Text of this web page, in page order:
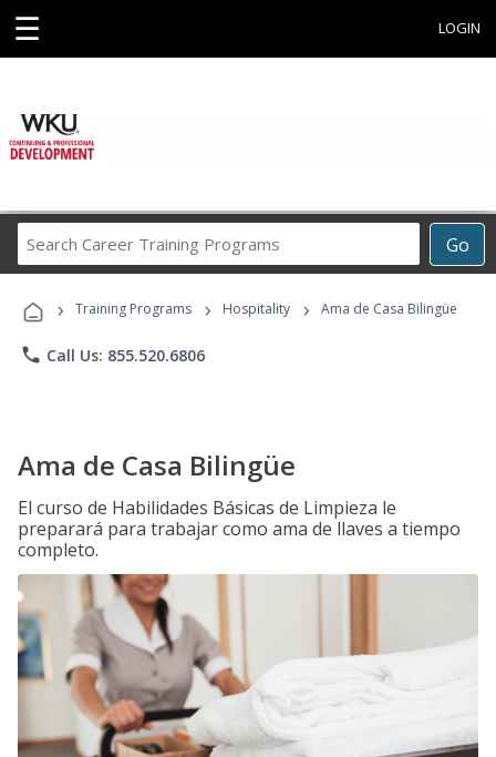
☰ LOGIN
Go
Career
Programs
› Training Programs › Hospitality › Ama de Casa Bilingüe
phone Call Us: 855.520.6806
Ama de Casa Bilingüe
El curso de Habilidades Básicas de Limpieza le
preparará para trabajar como ama de llaves a tiempo
completo.